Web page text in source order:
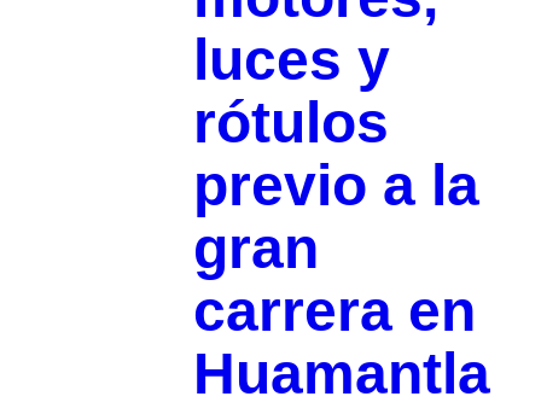
luces y
rótulos
previo a la
gran
carrera en
Huamantla